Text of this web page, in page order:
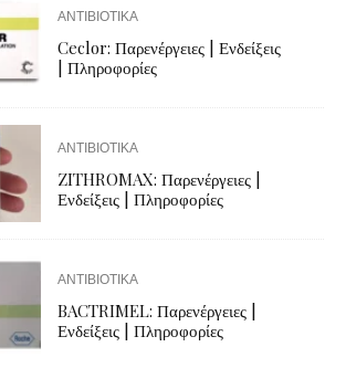
ΑΝΤΙΒΙΟΤΙΚΑ
Ceclor: Παρενέργειες | Ενδείξεις
| Πληροφορίες
ΑΝΤΙΒΙΟΤΙΚΑ
ZITHROMAX: Παρενέργειες |
Ενδείξεις | Πληροφορίες
ΑΝΤΙΒΙΟΤΙΚΑ
BACTRIMEL: Παρενέργειες |
Ενδείξεις | Πληροφορίες